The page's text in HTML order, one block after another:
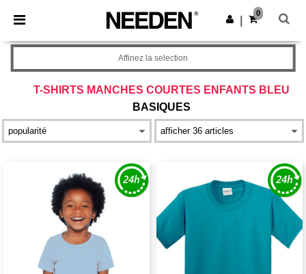
× Appli Needen
Meilleurs prix sur l’app !
Obtenir l'appli
0
T-SHIRTS MANCHES COURTES ENFANTS BLEU
BASIQUES
Affinez la selection